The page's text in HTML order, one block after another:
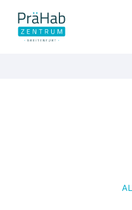
Portfolio Tag :